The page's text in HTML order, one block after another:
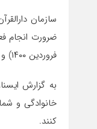
سازمان
فروردین ۱۴۰۰) و به منظور استفاده از ظرفیت‌ها و نظرات مردمی در بین آحاد جامعه برگزار می‌کند.
به گزارش
کنند.